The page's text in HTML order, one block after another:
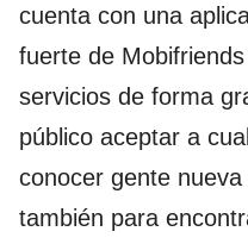
cuenta con una
fuerte de
servicios de forma
público aceptar a
conocer gente
también para